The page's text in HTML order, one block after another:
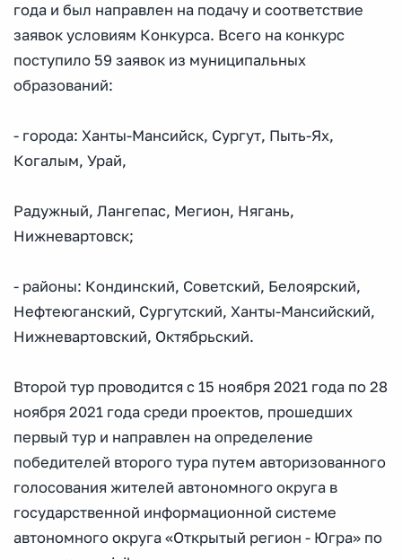
года и был направлен на подачу и соответствие
заявок условиям Конкурса. Всего на конкурс
поступило 59 заявок из муниципальных
образований:
- города: Ханты-Мансийск, Сургут, Пыть-Ях,
Когалым, Урай,
Радужный, Лангепас, Мегион, Нягань,
Нижневартовск;
- районы: Кондинский, Советский, Белоярский,
Нефтеюганский, Сургутский, Ханты-Мансийский,
Нижневартовский, Октябрьский.
Второй тур проводится с 15 ноября 2021 года по 28
ноября 2021 года среди проектов, прошедших
первый тур и направлен на определение
победителей второго тура путем авторизованного
голосования жителей автономного округа в
государственной информационной системе
автономного округа «Открытый регион - Югра» по